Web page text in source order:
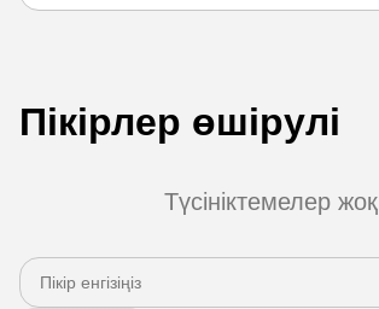
Пікірлер өшірулі
Түсініктемелер жоқ